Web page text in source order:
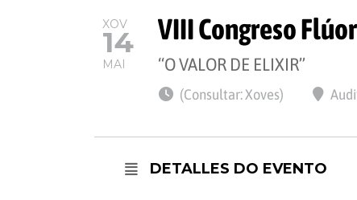
XOV
14
MAI
VIII Congreso
“O VALOR DE ELIXIR”
(Consultar: Xoves)
DETALLES DO EVENTO